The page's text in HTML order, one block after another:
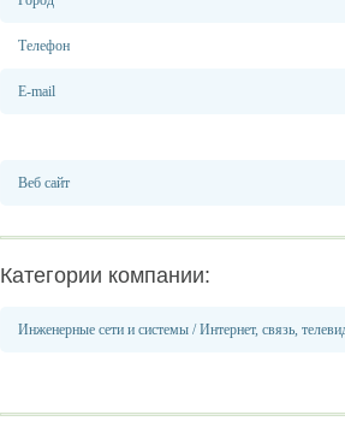
Телефон
E-mail
Веб сайт
Категории компании:
Инженерные сети и системы /Интернет, связь,